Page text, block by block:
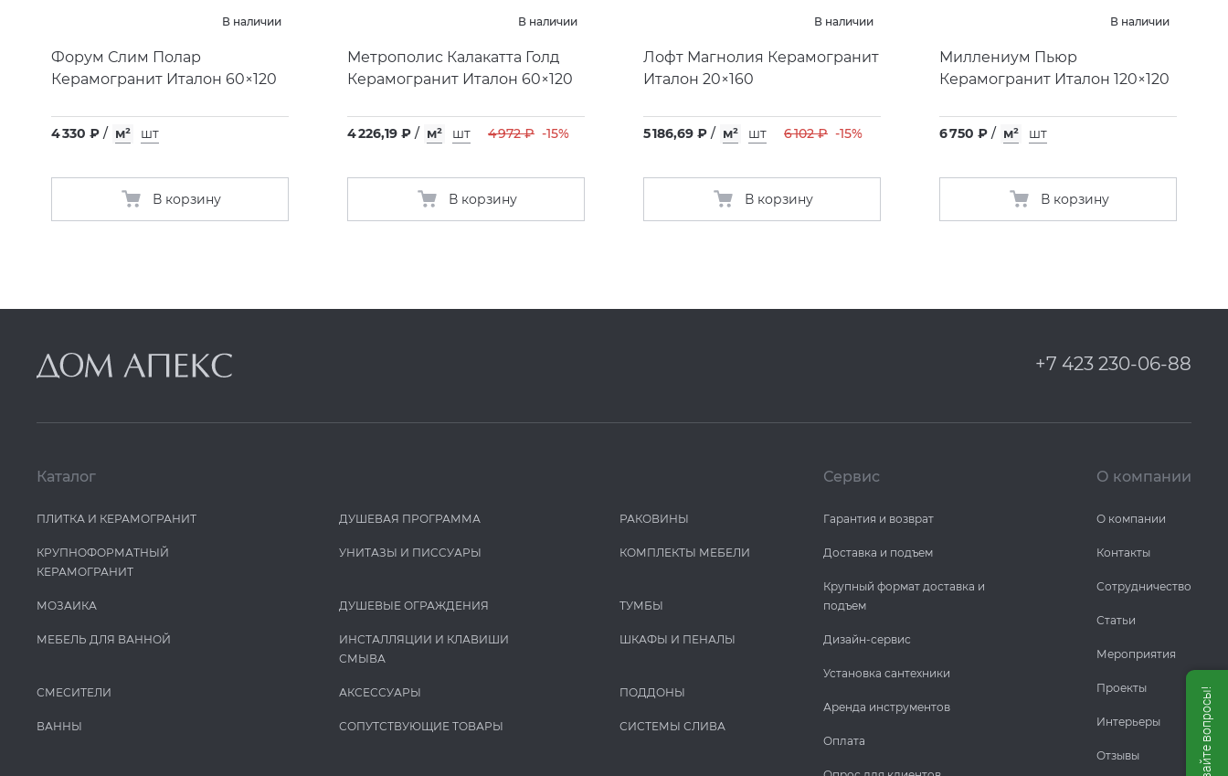
В наличии
Форум Слим Полар
Керамогранит Италон 60×120
4 330 ₽ / м² шт
В корзину
В наличии
Метрополис Калакатта Голд
Керамогранит Италон 60×120
4 226,19 ₽ / м² шт 4 972 ₽ -15%
В корзину
В наличии
Лофт Магнолия Керамогранит
Италон 20×160
5 186,69 ₽ / м² шт 6 102 ₽ -15%
В корзину
В наличии
Миллениум Пьюр
Керамогранит Италон 120×120
6 750 ₽ / м² шт
В корзину
+7 423 230-06-88
Каталог
ПЛИТКА И КЕРАМОГРАНИТ
КРУПНОФОРМАТНЫЙ
КЕРАМОГРАНИТ
МОЗАИКА
МЕБЕЛЬ ДЛЯ ВАННОЙ
СМЕСИТЕЛИ
ВАННЫ
ДУШЕВАЯ ПРОГРАММА
УНИТАЗЫ И ПИCCУАРЫ
ДУШЕВЫЕ ОГРАЖДЕНИЯ
ИНСТАЛЛЯЦИИ И КЛАВИШИ
СМЫВА
АКСЕССУАРЫ
СОПУТСТВУЮЩИЕ ТОВАРЫ
РАКОВИНЫ
КОМПЛЕКТЫ МЕБЕЛИ
ТУМБЫ
ШКАФЫ И ПЕНАЛЫ
ПОДДОНЫ
СИСТЕМЫ СЛИВА
Сервис
Гарантия и возврат
Доставка и подъем
Крупный формат доставка и
подъем
Дизайн-сервис
Установка сантехники
Аренда инструментов
Оплата
О компании
О компании
Контакты
Сотрудничество
Статьи
Мероприятия
Проекты
Интерьеры
Отзывы